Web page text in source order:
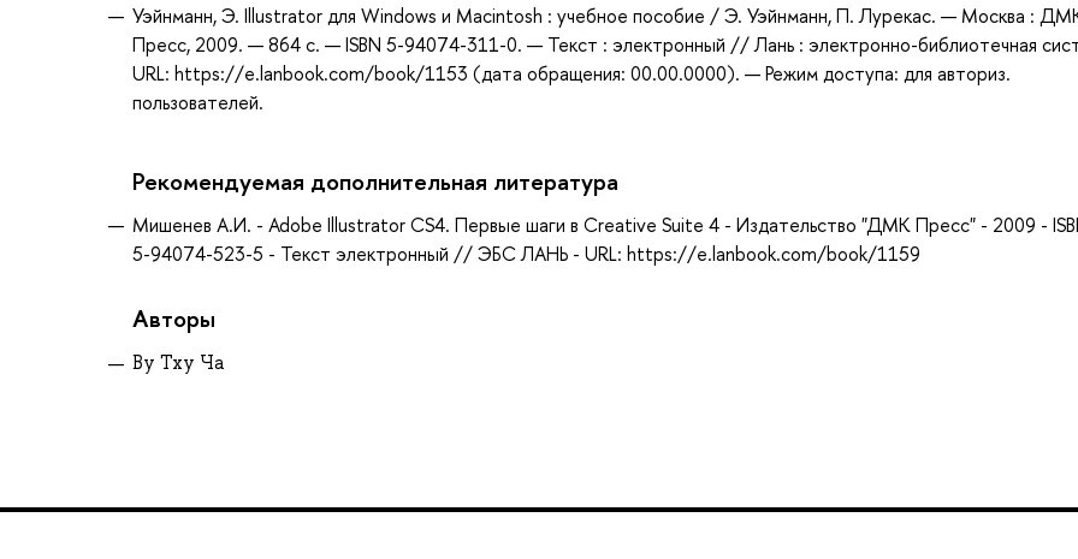
Уэйнманн, Э. Illustrator для Windows и Macintosh : учебное пособие / Э. Уэйнманн, П. Лурекас. — Москва :
Пресс, 2009. — 864 с. — ISBN 5-94074-311-0. — Текст : электронный // Лань : электронно-библиотечная
URL: https://e.lanbook.com/book/1153 (дата обращения: 00.00.0000). — Режим доступа: для авториз.
пользователей.
Рекомендуемая дополнительная литература
Мишенев А.И. - Adobe Illustrator СS4. Первые шаги в Creative Suite 4 - Издательство "ДМК Пресс" - 2009 -
5-94074-523-5 - Текст электронный // ЭБС ЛАНЬ - URL: https://e.lanbook.com/book/1159
Авторы
Ву Тху Ча